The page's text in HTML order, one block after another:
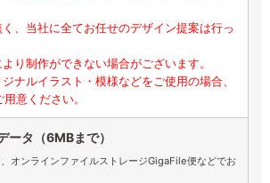
、当社に全てお任せのデザイン提案は行っ
り制作ができない場合がございます。
ナルイラスト・模様などをご使用の場合、
意ください。
ータ（6MBまで）
オンラインファイルストレージGigaFile便などでお